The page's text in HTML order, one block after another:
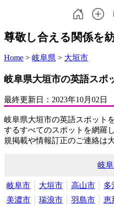
尊敬し合える関係を
Home > 岐阜県 > 大垣市
岐阜県大垣市の英語スポ
最終更新日： 2023年10月02日
岐阜県大垣市の英語スポット
するすべてのスポットを網羅
規掲載や情報訂正のご連絡は
岐
岐阜市 大垣市 高山市 多
美濃市
瑞浪市 羽島市 恵